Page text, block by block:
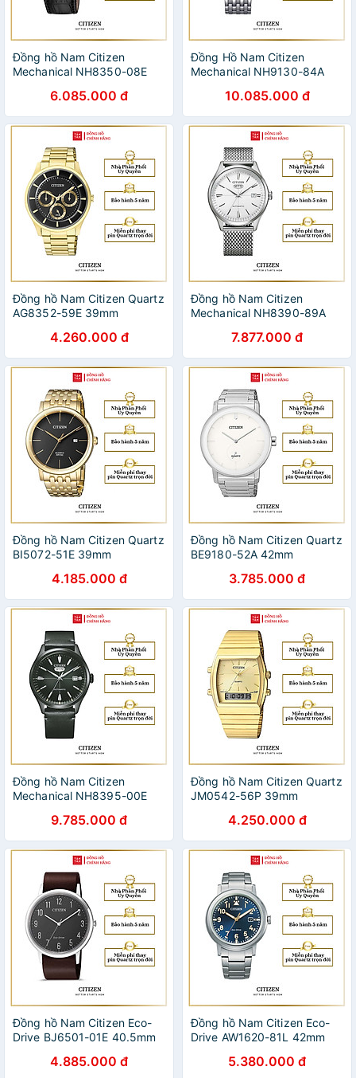
Đồng hồ Nam Citizen
Mechanical NH8350-08E
6.085.000 đ
Đồng Hồ Nam Citizen
Mechanical NH9130-84A
10.085.000 đ
Đồng hồ Nam Citizen Quartz
AG8352-59E 39mm
4.260.000 đ
Đồng hồ Nam Citizen
Mechanical NH8390-89A
7.877.000 đ
Đồng hồ Nam Citizen Quartz
BI5072-51E 39mm
4.185.000 đ
Đồng hồ Nam Citizen Quartz
BE9180-52A 42mm
3.785.000 đ
Đồng hồ Nam Citizen
Mechanical NH8395-00E
9.785.000 đ
Đồng hồ Nam Citizen Quartz
JM0542-56P 39mm
4.250.000 đ
Đồng hồ Nam Citizen Eco-
Drive BJ6501-01E 40.5mm
4.885.000 đ
Đồng hồ Nam Citizen Eco-
Drive AW1620-81L 42mm
5.380.000 đ